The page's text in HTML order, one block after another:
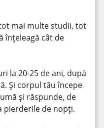
mai multe studii, tot
înțeleagă cât de
la 20-25 de ani, după
Și corpul tău începe
și răspunde, de
pierderile de nopți.